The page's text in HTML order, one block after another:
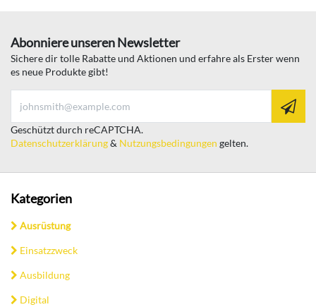
Abonniere unseren Newsletter
Sichere dir tolle Rabatte und Aktionen und erfahre als Erster wenn
es neue Produkte gibt!
Geschützt durch reCAPTCHA.
Datenschutzerklärung& Nutzungsbedingungen gelten.
Kategorien
Ausrüstung
Einsatzzweck
Ausbildung
Digital